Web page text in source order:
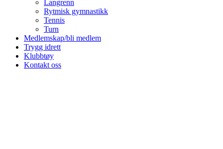
Langrenn
Rytmisk gymnastikk
Tennis
Turn
Medlemskap/bli medlem
Trygg idrett
Klubbtøy
Kontakt oss